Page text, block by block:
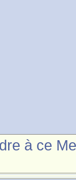
à ce